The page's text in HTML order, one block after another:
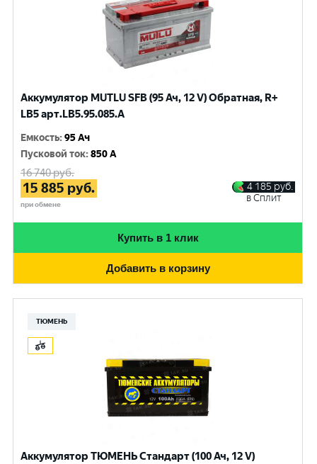
Аккумулятор MUTLU SFB (95 Ач, 12 V) Обратная, R+
LB5 арт.LВ5.95.085.A
Емкость:95 Ач
Пусковой ток:850 A
16 740руб.
15 885 руб.
при обмене
4 185 руб.
в Сплит
Купить в 1 клик
Добавить в корзину
ТЮМЕНЬ
Аккумулятор ТЮМЕНЬ Стандарт (100 Ач, 12 V)